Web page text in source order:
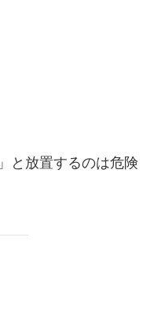
と放置するのは危険